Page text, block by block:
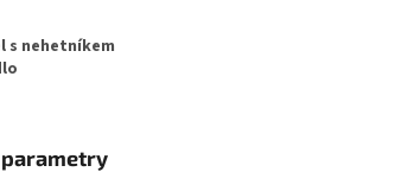
s nehetníkem